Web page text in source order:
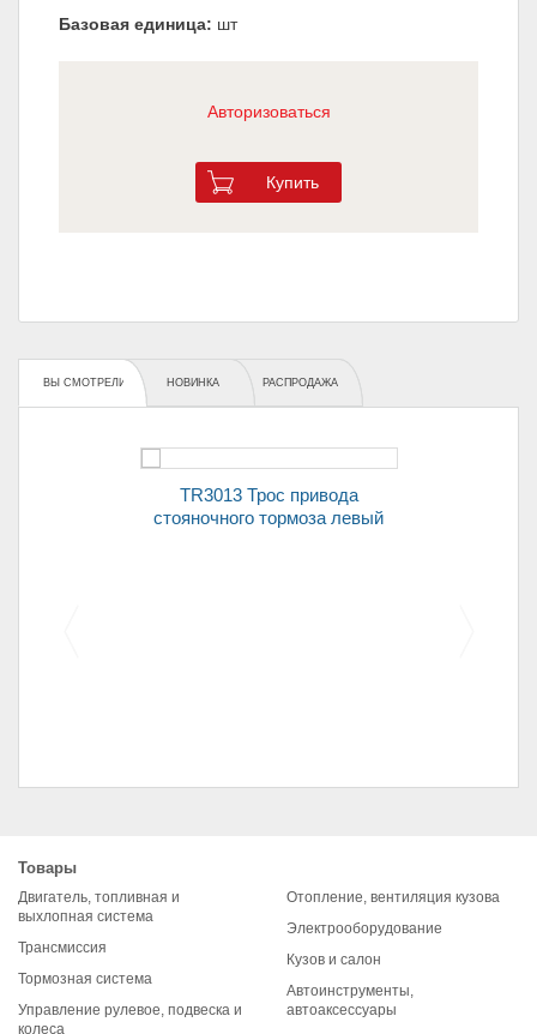
Базовая единица: шт
Авторизоваться
Купить
ВЫ СМОТРЕЛИ НОВИНКА РАСПРОДАЖА
TR3013 Трос привода
стояночного тормоза левый
Товары
Двигатель, топливная и
выхлопная система
Трансмиссия
Тормозная система
Управление рулевое, подвеска и
колеса
Отопление, вентиляция кузова
Электрооборудование
Кузов и салон
Автоинструменты,
автоаксессуары